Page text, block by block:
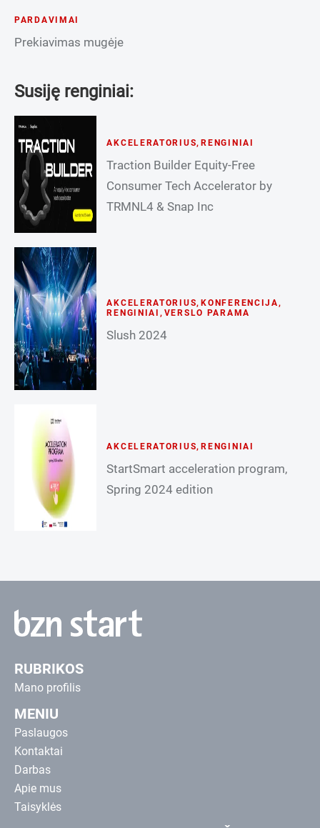
PARDAVIMAI
Prekiavimas mugėje
Susiję renginiai:
AKCELERATORIUS, RENGINIAI
Traction Builder Equity-Free
Consumer Tech Accelerator by
TRMNL4 & Snap Inc
AKCELERATORIUS, KONFERENCIJA,
RENGINIAI , VERSLO PARAMA
Slush 2024
AKCELERATORIUS, RENGINIAI
StartSmart acceleration program,
Spring 2024 edition
RUBRIKOS
Mano profilis
MENIU
Paslaugos
Kontaktai
Darbas
Apie mus
Taisyklės